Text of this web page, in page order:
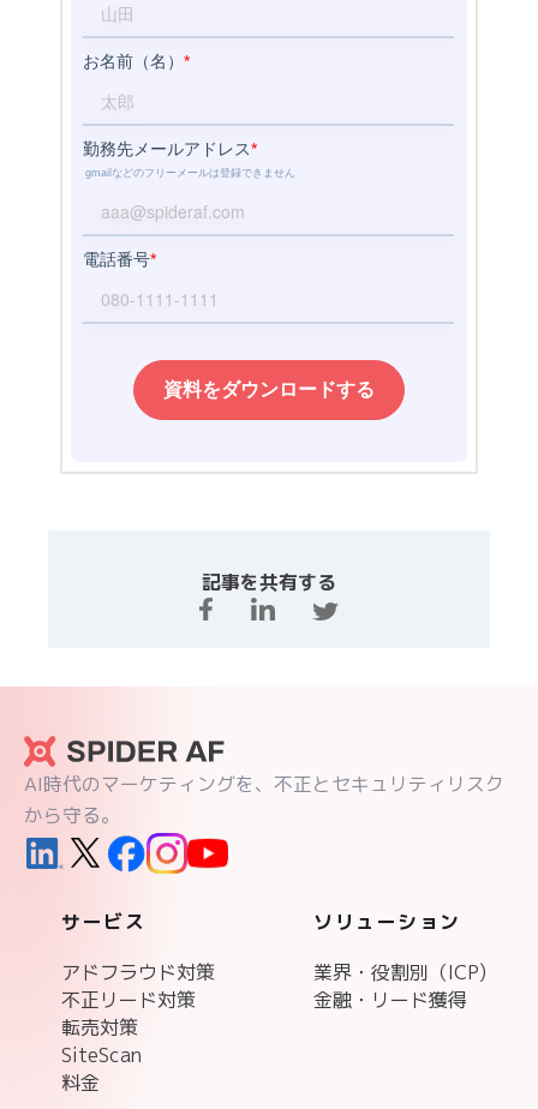
記事を共有する
AI時代のマーケティングを、不正とセキュリティリスク
から守る。
サービス
アドフラウド対策
不正リード対策
転売対策
SiteScan
料金
ソリューション
業界・役割別（ICP)
金融・リード獲得